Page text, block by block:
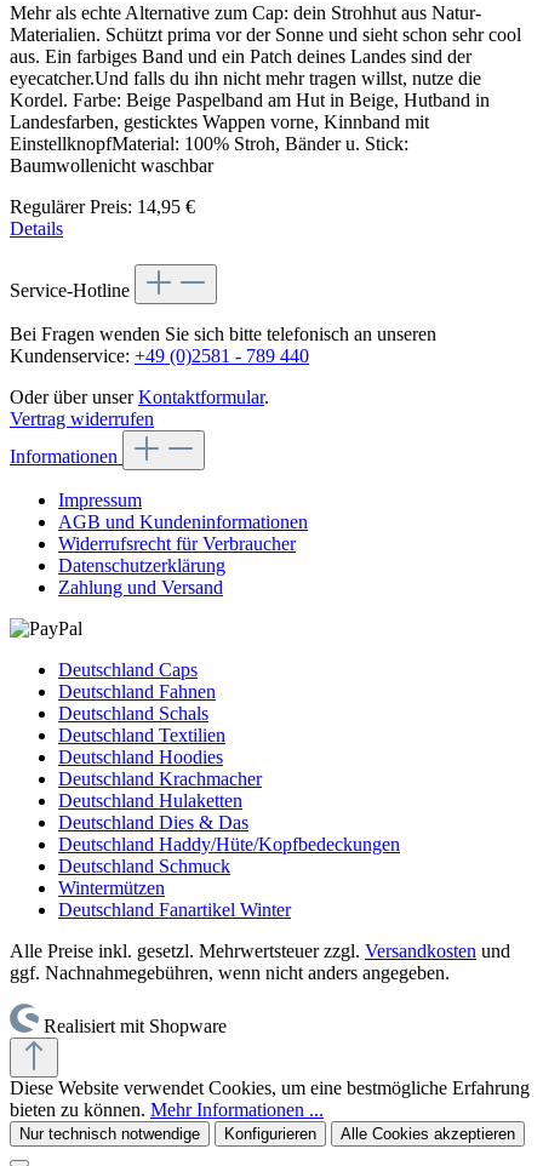
Mehr als echte Alternative zum Cap: dein Strohhut aus Natur-
Materialien. Schützt prima vor der Sonne und sieht schon sehr cool
aus. Ein farbiges Band und ein Patch deines Landes sind der
eyecatcher.Und falls du ihn nicht mehr tragen willst, nutze die
Kordel. Farbe: Beige Paspelband am Hut in Beige, Hutband in
Landesfarben, gesticktes Wappen vorne, Kinnband mit
EinstellknopfMaterial: 100% Stroh, Bänder u. Stick:
Baumwollenicht waschbar
Regulärer Preis: 14,95 €
Details
Service-Hotline
Bei Fragen wenden Sie sich bitte telefonisch an unseren
Kundenservice: +49 (0)2581 - 789 440
Oder über unserKontaktformular.
Vertrag widerrufen
Informationen
Impressum
AGB und Kundeninformationen
Widerrufsrecht für Verbraucher
Datenschutzerklärung
Zahlung und Versand
Deutschland Caps
Deutschland Fahnen
Deutschland Schals
Deutschland Textilien
Deutschland Hoodies
Deutschland Krachmacher
Deutschland Hulaketten
Deutschland Dies & Das
Deutschland Haddy/Hüte/Kopfbedeckungen
Deutschland Schmuck
Wintermützen
Deutschland Fanartikel Winter
Alle Preise inkl. gesetzl. Mehrwertsteuer zzgl. Versandkosten und
ggf. Nachnahmegebühren, wenn nicht anders angegeben.
Realisiert mit Shopware
Diese Website verwendet Cookies, um eine bestmögliche Erfahrung
bieten zu können. Mehr Informationen ...
Nur technisch notwendige Konfigurieren Alle Cookies akzeptieren